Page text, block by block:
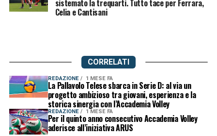
sistemato la trequarti. Tutto tace per Ferrara,
Celia e Cantisani
CORRELATI
REDAZIONE 1 MESE FA
La Pallavolo Telese sbarca in Serie D: al via un
progetto ambizioso tra giovani, esperienza e la
storica sinergia con l’Accademia Volley
REDAZIONE 1 MESE FA
Per il quinto anno consecutivo Accademia Volley
aderisce all’iniziativa ARUS